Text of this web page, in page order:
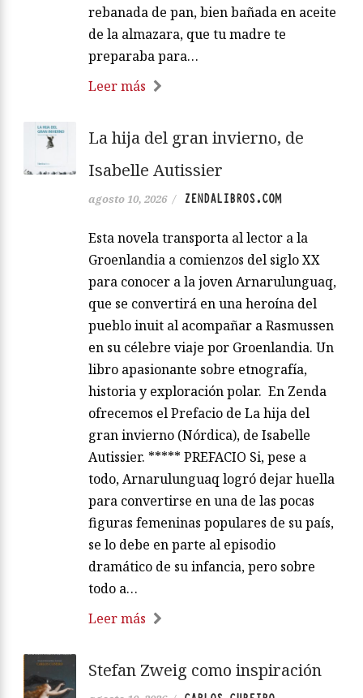
rebanada de pan, bien bañada en aceite
de la almazara, que tu madre te
preparaba para…
Leer más
La hija del gran invierno, de
Isabelle Autissier
agosto 10, 2026 / ZENDALIBROS.COM
Esta novela transporta al lector a la
Groenlandia a comienzos del siglo XX
para conocer a la joven Arnarulunguaq,
que se convertirá en una heroína del
pueblo inuit al acompañar a Rasmussen
en su célebre viaje por Groenlandia. Un
libro apasionante sobre etnografía,
historia y exploración polar. En Zenda
ofrecemos el Prefacio de La hija del
gran invierno (Nórdica), de Isabelle
Autissier. ***** PREFACIO Si, pese a
todo, Arnarulunguaq logró dejar huella
para convertirse en una de las pocas
figuras femeninas populares de su país,
se lo debe en parte al episodio
dramático de su infancia, pero sobre
todo a…
Leer más
Stefan Zweig como inspiración